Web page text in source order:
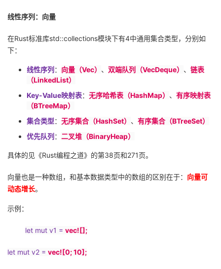
线性序列：向量
在Rust标准库std::collections模块下有4中通用集合类型，分别如
下：
线性序列 ： 向量（Vec） 、 双端队列（VecDeque） 、 链表
（LinkedList）
Key-Value映射表： 无序哈希表（HashMap） 、 有序映射表
（BTreeMap）
集合类型： 无序集合（HashSet） 、 有序集合（BTreeSet）
优先队列 ： 二叉堆（BinaryHeap）
具体的见《Rust编程之道》的第38页和271页。
向量也是一种数组，和基本数据类型中的数组的区别在于： 向量可
动态增长。
示例：
let mut v1 = vec![];
let mut v2 = vec![0; 10];